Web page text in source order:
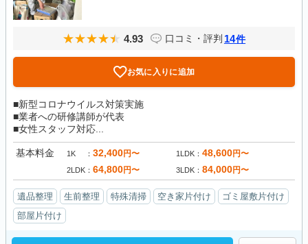
4.93 口コミ・評判 14件
お気に入りに追加
■新型コロナウイルス対策実施
■業者への研修講師が代表
■女性スタッフ対応...
基本料金 1K 32,400円〜 1LDK 48,600円〜
2LDK 64,800円〜 3LDK 84,000円〜
遺品整理 生前整理 特殊清掃 空き家片付け
ゴミ屋敷片付け
部屋片付け